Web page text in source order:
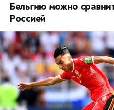
Бельгию можно
Россией